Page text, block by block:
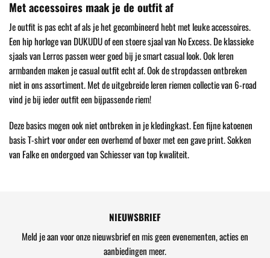
Met accessoires maak je de outfit af
Je outfit is pas echt af als je het gecombineerd hebt met leuke accessoires.
Een hip horloge van DUKUDU of een stoere sjaal van No Excess. De klassieke
sjaals van Lerros passen weer goed bij je smart casual look. Ook leren
armbanden maken je casual outfit echt af. Ook de stropdassen ontbreken
niet in ons assortiment. Met de uitgebreide leren riemen collectie van 6-road
vind je bij ieder outfit een bijpassende riem!
Deze basics mogen ook niet ontbreken in je kledingkast. Een fijne katoenen
basis T-shirt voor onder een overhemd of boxer met een gave print. Sokken
van Falke en ondergoed van Schiesser van top kwaliteit.
NIEUWSBRIEF
Meld je aan voor onze nieuwsbrief en mis geen evenementen, acties en
aanbiedingen meer.